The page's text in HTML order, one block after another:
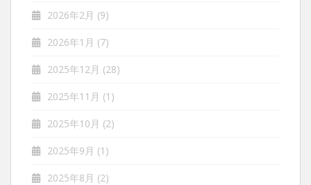
2026年2月 (9)
2026年1月 (7)
2025年12月 (28)
2025年11月 (1)
2025年10月 (2)
2025年9月 (1)
2025年8月 (2)